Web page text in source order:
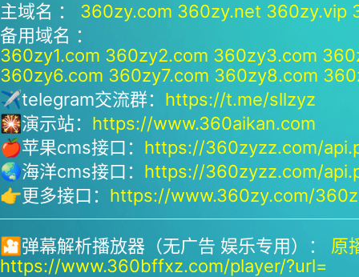
主域名 ： 360zy.com 360zy.net 360zy.vip
备用域名 ：
360zy1.com 360zy2.com 360zy3.com
360zy6.com 360zy7.com 360zy8.com
✈telegram交流群： https://t.me/sllzyz
🎇演示站： https://www.360aikan.com
🍎苹果cms接口： https://360zyzz.com/
🌏海洋cms接口： https://360zyzz.com/
👉更多接口： https://www.360zy.com/
🎦弹幕解析播放器（无广告 娱乐专用）： 原
https://www.360bffxz.com/player/?url=